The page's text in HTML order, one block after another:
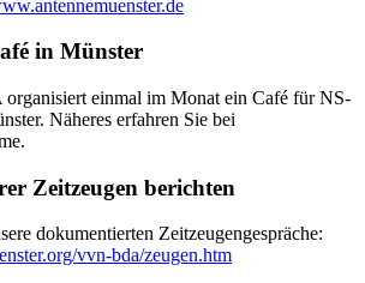
in Münster
einmal im Monat ein Café für NS-
Näheres erfahren Sie bei
Zeitzeugen berichten
dokumentierten Zeitzeugengespräche:
vvn-bda/zeugen.htm